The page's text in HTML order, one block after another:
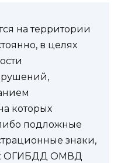
на территории
в целях
которых
подложные
знаки,
ОГИБДД ОМВД